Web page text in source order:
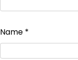
Name *